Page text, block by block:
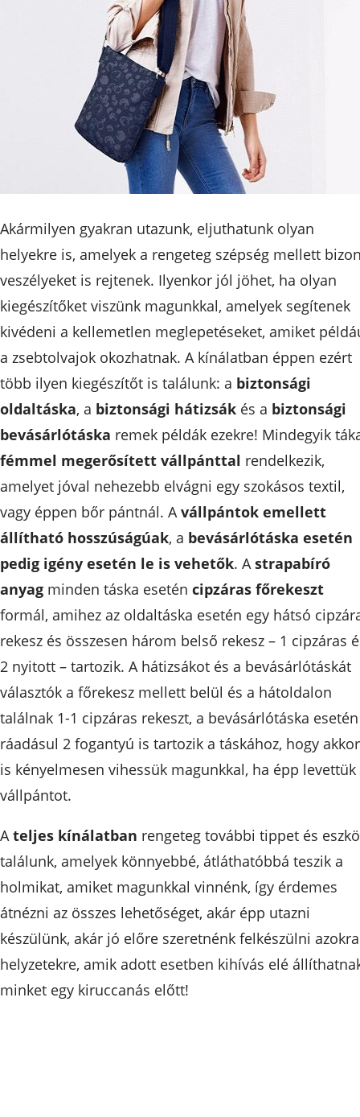
Akármilyen gyakran utazunk, eljuthatunk olyan
helyekre is, amelyek a rengeteg szépség mellett
veszélyeket is rejtenek. Ilyenkor jól jöhet, ha olyan
kiegészítőket viszünk magunkkal, amelyek segítenek
kivédeni a kellemetlen meglepetéseket, amiket
a zsebtolvajok okozhatnak. A kínálatban éppen ezért
több ilyen kiegészítőt is találunk: a biztonsági
oldaltáska, a biztonsági hátizsák és a biztonsági
bevásárlótáska remek példák ezekre! Mindegyik
fémmel megerősített vállpánttal rendelkezik,
amelyet jóval nehezebb elvágni egy szokásos textil,
vagy éppen bőr pántnál. A vállpántok emellett
állítható hosszúságúak, a bevásárlótáska esetén
pedig igény esetén le is vehetők. A strapabíró
anyag minden táska esetén cipzáras főrekeszt
formál, amihez az oldaltáska esetén egy hátsó
rekesz és összesen három belső rekesz – 1 cipzáras
2 nyitott – tartozik. A hátizsákot és a bevásárlótáskát
választók a főrekesz mellett belül és a hátoldalon
találnak 1-1 cipzáras rekeszt, a bevásárlótáska esetén
ráadásul 2 fogantyú is tartozik a táskához, hogy akkor
is kényelmesen vihessük magunkkal, ha épp levettük
vállpántot.
A teljes kínálatban rengeteg további tippet és
találunk, amelyek könnyebbé, átláthatóbbá teszik a
holmikat, amiket magunkkal vinnénk, így érdemes
átnézni az összes lehetőséget, akár épp utazni
készülünk, akár jó előre szeretnénk felkészülni
helyzetekre, amik adott esetben kihívás elé
minket egy kiruccanás előtt!